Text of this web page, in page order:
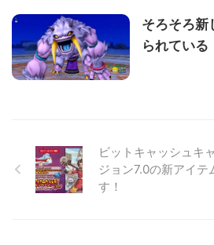
そろそろ新
られている
ビットキャッシュキ
ジョン7.0の新アイテ
す！